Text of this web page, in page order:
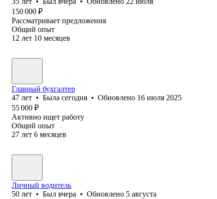
150 000 ₽
Рассматривает предложения
Общий опыт
12 лет 10 месяцев
Главный бухгалтер
47 лет • Была сегодня • Обновлено 16 июля 2025
55 000 ₽
Активно ищет работу
Общий опыт
27 лет 6 месяцев
Личный водитель
50 лет • Был вчера • Обновлено 5 августа